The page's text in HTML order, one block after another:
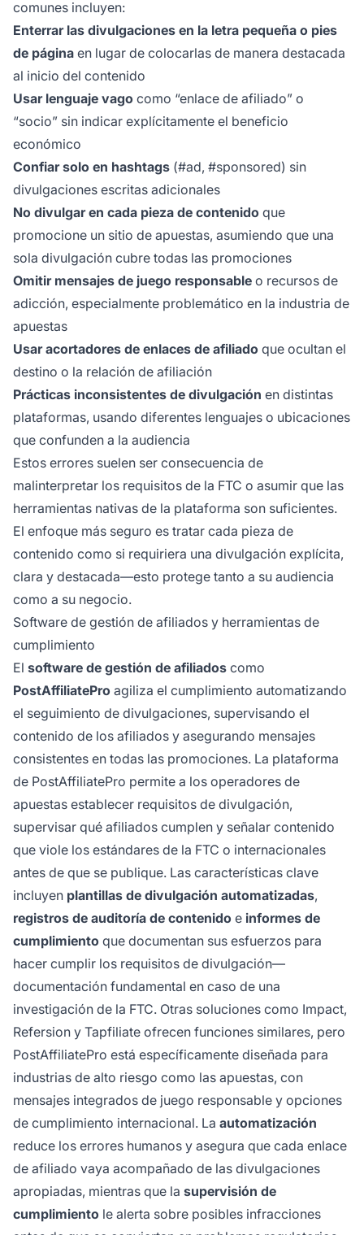
comunes incluyen:
Enterrar las divulgaciones en la letra pequeña o pies
de página en lugar de colocarlas de manera destacada
al inicio del contenido
Usar lenguaje vago como “enlace de afiliado” o
“socio” sin indicar explícitamente el beneficio
económico
Confiar solo en hashtags (#ad, #sponsored) sin
divulgaciones escritas adicionales
No divulgar en cada pieza de contenido que
promocione un sitio de apuestas, asumiendo que una
sola divulgación cubre todas las promociones
Omitir mensajes de juego responsable o recursos de
adicción, especialmente problemático en la industria de
apuestas
Usar acortadores de enlaces de afiliado que ocultan el
destino o la relación de afiliación
Prácticas inconsistentes de divulgación en distintas
plataformas, usando diferentes lenguajes o ubicaciones
que confunden a la audiencia
Estos errores suelen ser consecuencia de
malinterpretar los requisitos de la FTC o asumir que las
herramientas nativas de la plataforma son suficientes.
El enfoque más seguro es tratar cada pieza de
contenido como si requiriera una divulgación explícita,
clara y destacada—esto protege tanto a su audiencia
como a su negocio.
Software de gestión de afiliados y herramientas de
cumplimiento
El software de gestión de afiliados como
PostAffiliatePro agiliza el cumplimiento automatizando
el seguimiento de divulgaciones, supervisando el
contenido de los afiliados y asegurando mensajes
consistentes en todas las promociones. La plataforma
de PostAffiliatePro permite a los operadores de
apuestas establecer requisitos de divulgación,
supervisar qué afiliados cumplen y señalar contenido
que viole los estándares de la FTC o internacionales
antes de que se publique. Las características clave
incluyen plantillas de divulgación automatizadas,
registros de auditoría de contenido e informes de
cumplimiento que documentan sus esfuerzos para
hacer cumplir los requisitos de divulgación—
documentación fundamental en caso de una
investigación de la FTC. Otras soluciones como Impact,
Refersion y Tapfiliate ofrecen funciones similares, pero
PostAffiliatePro está específicamente diseñada para
industrias de alto riesgo como las apuestas, con
mensajes integrados de juego responsable y opciones
de cumplimiento internacional. La automatización
reduce los errores humanos y asegura que cada enlace
de afiliado vaya acompañado de las divulgaciones
apropiadas, mientras que la supervisión de
cumplimiento le alerta sobre posibles infracciones